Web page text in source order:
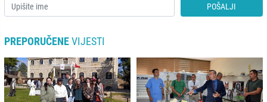
POŠALJI
PREPORUČENEVIJESTI